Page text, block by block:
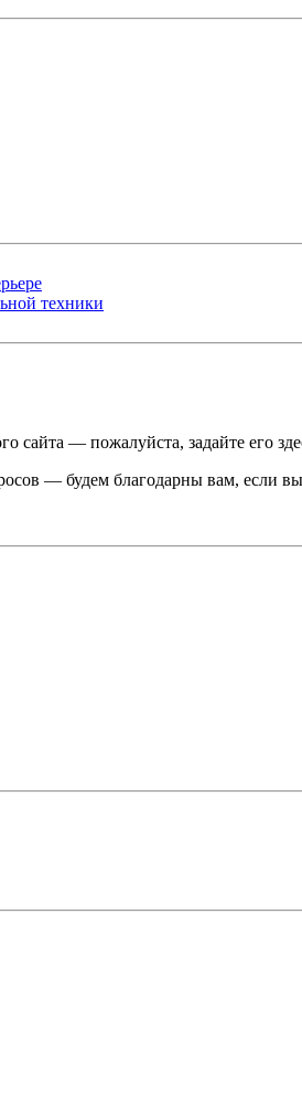
техники
сайта — пожалуйста, задайте его
— будем благодарны вам, если